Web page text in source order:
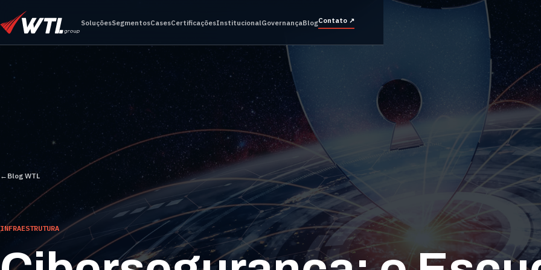
SoluçõesSegmentosCasesCertificaçõesInstitucionalGovernançaBlogContato ↗
← Blog WTL
INFRAESTRUTURA